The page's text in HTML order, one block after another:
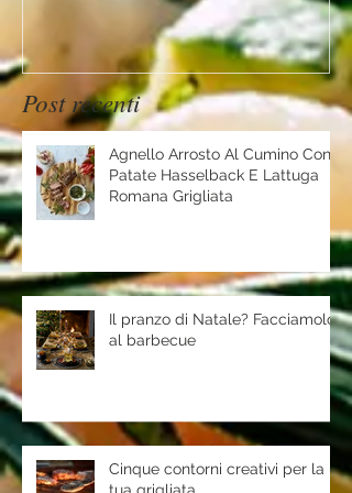
Post recenti
Agnello Arrosto Al Cumino Con
Patate Hasselback E Lattuga
Romana Grigliata
Il pranzo di Natale? Facciamolo
al barbecue
Cinque contorni creativi per la
tua grigliata